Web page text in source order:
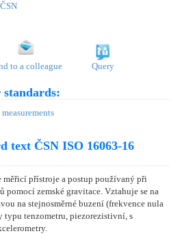
to a colleague Query
text ČSN ISO 16063-16
měřicí přístroje a postup používaný při
pomocí zemské gravitace. Vztahuje se na
na stejnosměrné buzení (frekvence nula
typu tenzometru, piezorezistivní, s